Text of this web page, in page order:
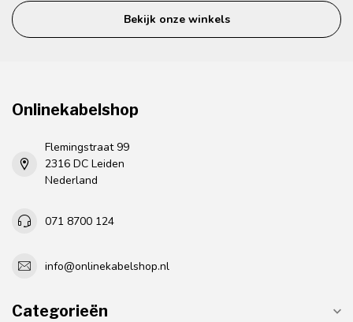
Bekijk onze winkels
Onlinekabelshop
Flemingstraat 99
2316 DC Leiden
Nederland
071 8700 124
info@onlinekabelshop.nl
Categorieën